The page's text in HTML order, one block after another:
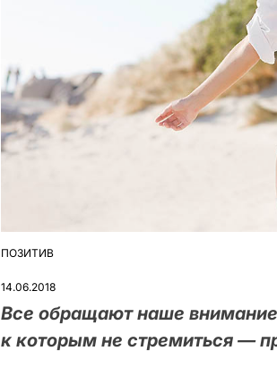
ОПУБЛІКУВАТИ
ПОЗИТИВ
14.06.2018
Все обращают наше
к которым не стремиться —